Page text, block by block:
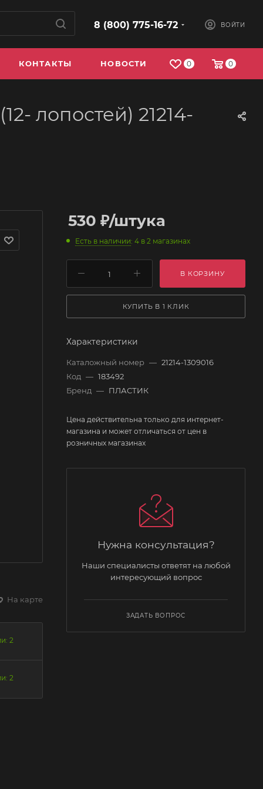
8 (800) 775-16-72 ВОЙТИ
0 0
КОНТАКТЫ НОВОСТИ
лопостей) 21214-
На карте
2
2
530 ₽/штука
Есть в наличии: 4 в 2 магазинах
В КОРЗИНУ
КУПИТЬ В 1 КЛИК
Характеристики
Каталожный номер — 21214-1309016
Код — 183492
Бренд — ПЛАСТИК
Цена действительна только для интернет-
магазина и может отличаться от цен в
розничных магазинах
Нужна консультация?
Наши специалисты ответят на любой
интересующий вопрос
ЗАДАТЬ ВОПРОС